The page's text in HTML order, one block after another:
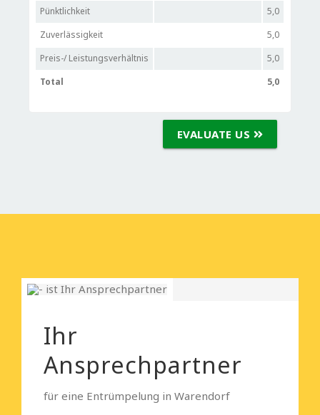
Pünktlichkeit
5,0
Zuverlässigkeit
5,0
Preis-/ Leistungsverhältnis
5,0
Total
5,0
EVALUATE US
Ihr
Ansprechpartner
für eine Entrümpelung in Warendorf